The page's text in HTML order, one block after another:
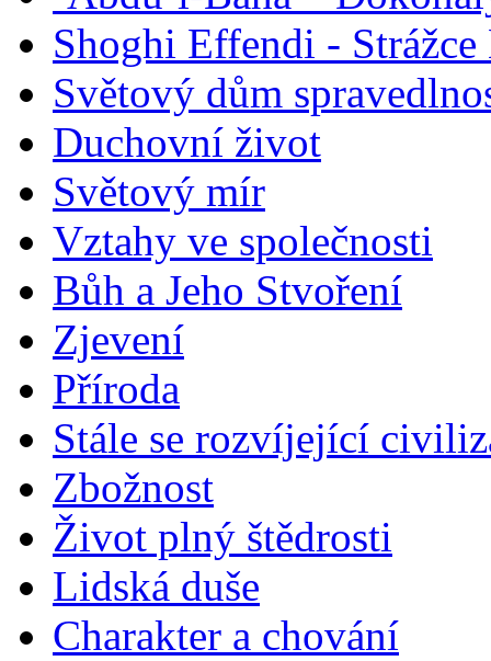
Shoghi Effendi -
Světový dům
Duchovní život
Světový mír
Vztahy ve společnosti
Bůh a Jeho Stvoření
Zjevení
Příroda
Stále se rozvíjející
Zbožnost
Život plný štědrosti
Lidská duše
Charakter a chování